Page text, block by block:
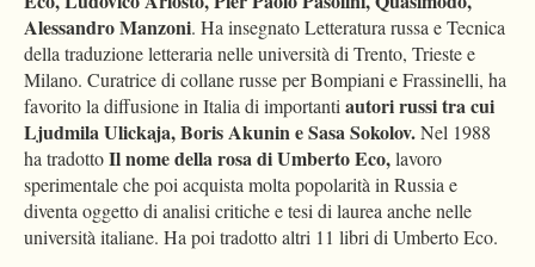
Alessandro Manzoni. Ha insegnato Letteratura russa e Tecnica
della traduzione letteraria nelle università di Trento, Trieste e
Milano. Curatrice di collane russe per Bompiani e Frassinelli, ha
favorito la diffusione in Italia di importantiautori russi tra cui
Ljudmila Ulickaja, Boris Akunin e Sasa Sokolov.Nel 1988
ha tradottoIl nome della rosa di Umberto Eco,lavoro
sperimentale che poi acquista molta popolarità in Russia e
diventa oggetto di analisi critiche e tesi di laurea anche nelle
università italiane. Ha poi tradotto altri 11 libri di Umberto Eco.